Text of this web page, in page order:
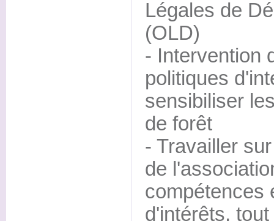
Légales de
(OLD)
- Intervention
politiques
sensibiliser
de forêt
- Travailler
de
compétences
d'intérêts,